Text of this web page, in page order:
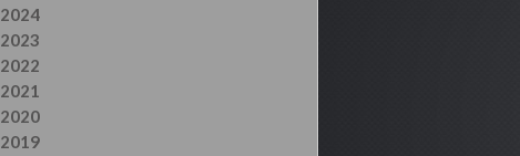
2024
2023
2022
2021
2020
2019